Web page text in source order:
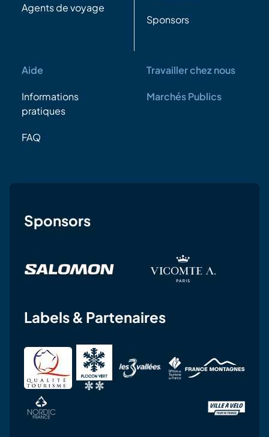
Agents de voyage
Sponsors
Aide
Informations
pratiques
FAQ
Travailler chez nous
Marchés Publics
Sponsors
Labels & Partenaires